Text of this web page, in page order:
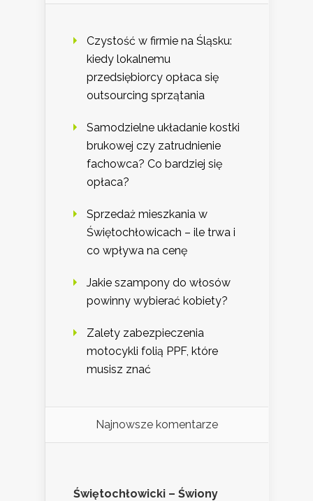
Czystość w firmie na Śląsku:
kiedy lokalnemu
przedsiębiorcy opłaca się
outsourcing sprzątania
Samodzielne układanie kostki
brukowej czy zatrudnienie
fachowca? Co bardziej się
opłaca?
Sprzedaż mieszkania w
Świętochłowicach – ile trwa i
co wpływa na cenę
Jakie szampony do włosów
powinny wybierać kobiety?
Zalety zabezpieczenia
motocykli folią PPF, które
musisz znać
Najnowsze komentarze
Świętochłowicki – Świony